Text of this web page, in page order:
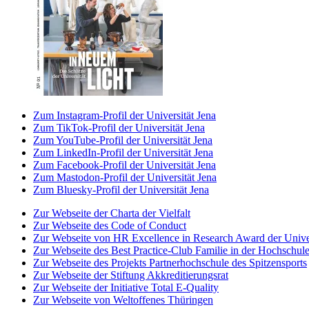
Zum Instagram-Profil der Universität Jena
Zum TikTok-Profil der Universität Jena
Zum YouTube-Profil der Universität Jena
Zum LinkedIn-Profil der Universität Jena
Zum Facebook-Profil der Universität Jena
Zum Mastodon-Profil der Universität Jena
Zum Bluesky-Profil der Universität Jena
Zur Webseite der Charta der Vielfalt
Zur Webseite des Code of Conduct
Zur Webseite von HR Excellence in Research Award der
Zur Webseite des Best Practice-Club Familie in der Hochschule
Zur Webseite des Projekts Partnerhochschule des Spitzensports
Zur Webseite der Stiftung Akkreditierungsrat
Zur Webseite der Initiative Total E-Quality
Zur Webseite von Weltoffenes Thüringen